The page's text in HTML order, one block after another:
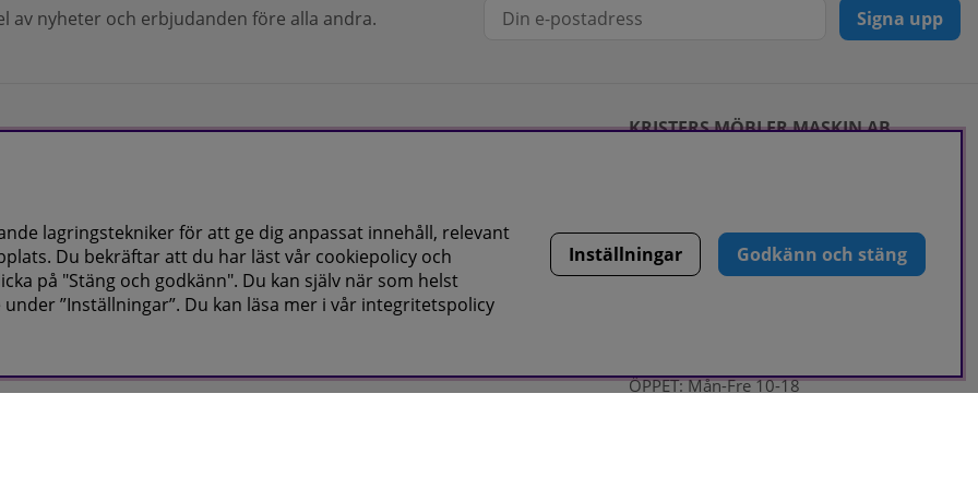
av nyheter och erbjudanden före alla andra. Signa upp
KRISTERS MÖBLER MASKIN AB
Besöks & leveransadress:
Gårdsjö 41, 686 96 Sunne
ÖPPET: Mån-Fre 10-18
lagringstekniker för att ge dig anpassat innehåll, relevant
Du bekräftar att du har läst vår cookiepolicy och
på "Stäng och godkänn". Du kan själv när som helst
”Inställningar”. Du kan läsa mer i vår integritetspolicy
Inställningar Godkänn och stäng